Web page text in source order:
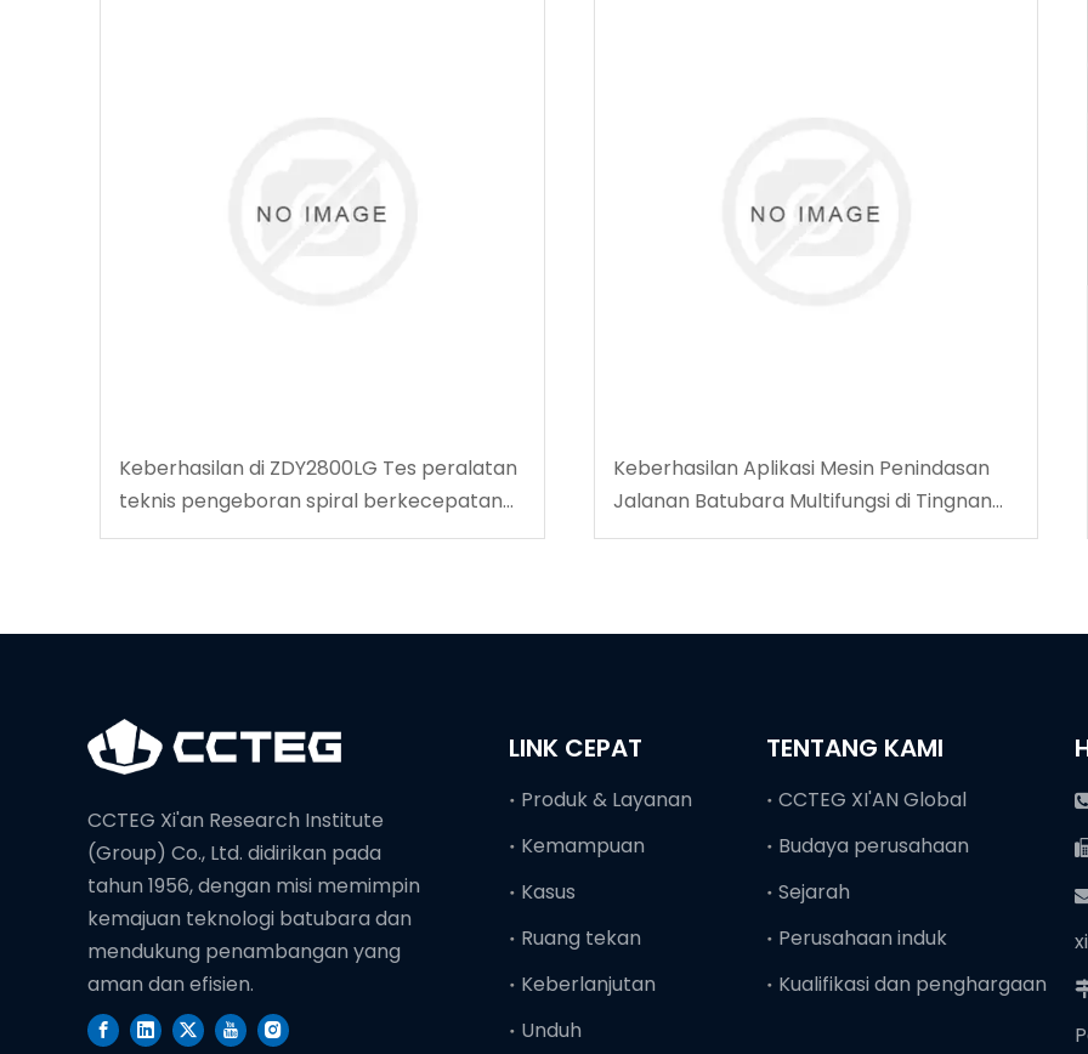
Keberhasilan di ZDY2800LG Tes peralatan
teknis pengeboran spiral berkecepatan
tinggi
Keberhasilan Aplikasi Mesin Penindasan
Jalanan Batubara Multifungsi di Tingnan
Coalmine
CCTEG Xi'an Research Institute
(Group) Co., Ltd. didirikan pada
tahun 1956, dengan misi memimpin
kemajuan teknologi batubara dan
mendukung penambangan yang
aman dan efisien.
LINK CEPAT
Produk & Layanan
Kemampuan
Kasus
Ruang tekan
Keberlanjutan
Unduh
TENTANG KAMI
CCTEG XI'AN Global
Budaya perusahaan
Sejarah
Perusahaan induk
Kualifikasi dan penghargaan